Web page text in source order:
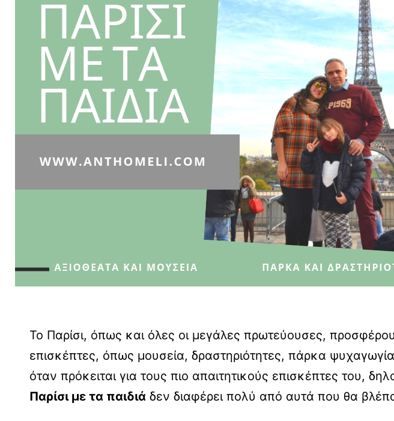
Το Παρίσι, όπως και όλες οι μεγάλες πρωτεύουσες,
επισκέπτες, όπως μουσεία, δραστηριότητες, πάρκα
όταν πρόκειται για τους πιο απαιτητικούς επισκέπτες του,
Παρίσι με τα παιδιά δεν διαφέρει πολύ από αυτά που θα